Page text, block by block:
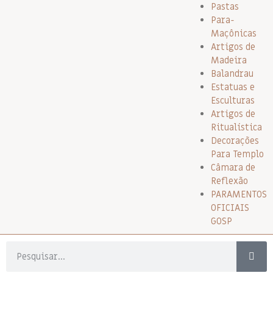
Pastas
Para-
Maçônicas
Artigos de
Madeira
Balandrau
Estatuas e
Esculturas
Artigos de
Ritualística
Decorações
Para Templo
Câmara de
Reflexão
PARAMENTOS
OFICIAIS
GOSP